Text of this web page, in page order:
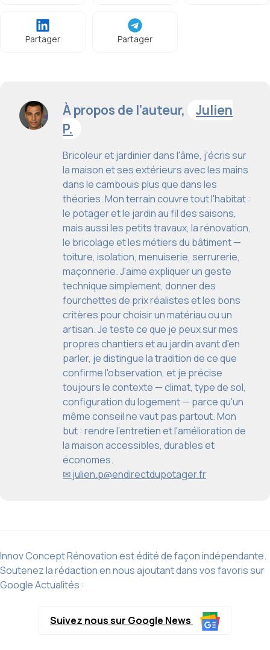
Partager Partager
À propos de l’auteur,
Julien
P.
Bricoleur et jardinier dans l'âme, j'écris sur
la maison et ses extérieurs avec les mains
dans le cambouis plus que dans les
théories. Mon terrain couvre tout l'habitat :
le potager et le jardin au fil des saisons,
mais aussi les petits travaux, la rénovation,
le bricolage et les métiers du bâtiment —
toiture, isolation, menuiserie, serrurerie,
maçonnerie. J'aime expliquer un geste
technique simplement, donner des
fourchettes de prix réalistes et les bons
critères pour choisir un matériau ou un
artisan. Je teste ce que je peux sur mes
propres chantiers et au jardin avant d'en
parler, je distingue la tradition de ce que
confirme l'observation, et je précise
toujours le contexte — climat, type de sol,
configuration du logement — parce qu'un
même conseil ne vaut pas partout. Mon
but : rendre l'entretien et l'amélioration de
la maison accessibles, durables et
économes.
✉ julien.p@endirectdupotager.fr
Innov Concept Rénovation est édité de façon indépendante.
Soutenez la rédaction en nous ajoutant dans vos favoris sur
Google Actualités :
Suivez nous sur Google News